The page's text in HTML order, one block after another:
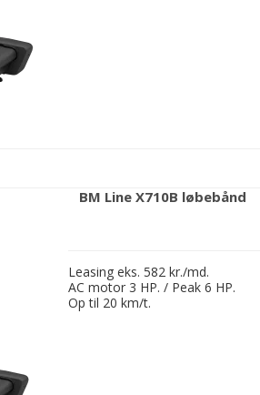
BM Line X710B løbebånd
Leasing eks. 582 kr./md.
AC motor 3 HP. / Peak 6 HP.
Op til 20 km/t.